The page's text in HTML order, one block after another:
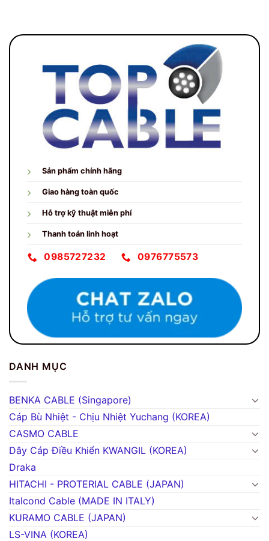
Sản phẩm chính hãng
Giao hàng toàn quốc
Hỗ trợ kỹ thuật miễn phí
Thanh toán linh hoạt
0985727232 0976775573
DANH MỤC
BENKA CABLE (Singapore)
Cáp Bù Nhiệt - Chịu Nhiệt Yuchang (KOREA)
CASMO CABLE
Dây Cáp Điều Khiển KWANGIL (KOREA)
Draka
HITACHI - PROTERIAL CABLE (JAPAN)
Italcond Cable (MADE IN ITALY)
KURAMO CABLE (JAPAN)
LS-VINA (KOREA)